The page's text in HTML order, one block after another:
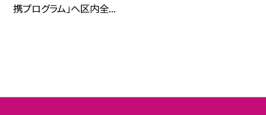
携プログラム」へ区内全...